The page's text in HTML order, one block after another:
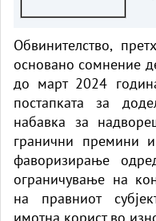
Обвинителство,
основано сомнение
до март 2024
постапката за
набавка за
гранични премини
фаворизирање
ограничување на
на правниот
имотна корист во